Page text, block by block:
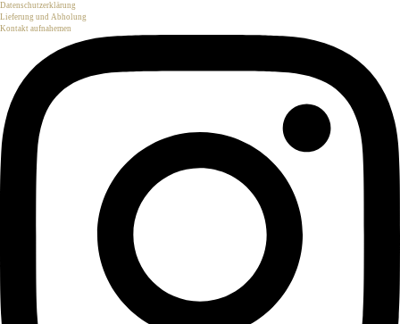
Datenschutzerklärung
Lieferung und Abholung
Kontakt aufnahemen